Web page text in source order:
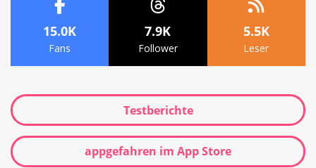
15.0K
Fans
7.9K
Follower
5.5K
Leser
Testberichte
appgefahren im App Store